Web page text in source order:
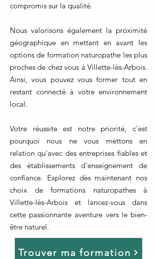
compromis sur la qualité.
Nous valorisons également la proximité
géographique en mettant en avant les
options de formation naturopathe les plus
proches de chez vous à Villette-lès-Arbois.
Ainsi, vous pouvez vous former tout en
restant connecté à votre environnement
local.
Votre réussite est notre priorité, c'est
pourquoi nous ne vous mettons en
relation qu'avec des entreprises fiables et
des établissements d'enseignement de
confiance. Explorez dès maintenant nos
choix de formations naturopathes à
Villette-lès-Arbois et lancez-vous dans
cette passionnante aventure vers le bien-
être naturel.
Trouver ma formation